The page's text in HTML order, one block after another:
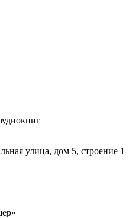
улица, дом 5, строение 1